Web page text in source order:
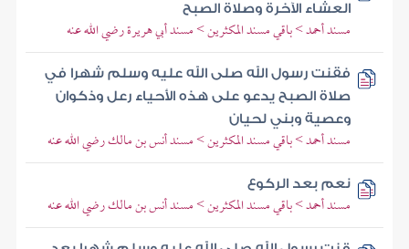
العشاء الآخرة وصلاة الصبح
مسند أحمد > باقي مسند المكثرين > مسند أبي هريرة رضي الله عنه
فقنت رسول الله صلى الله عليه وسلم شهرا في
صلاة الصبح يدعو على هذه الأحياء رعل وذكوان
وعصية وبني لحيان
مسند أحمد > باقي مسند المكثرين > مسند أنس بن مالك رضي الله عنه
نعم بعد الركوع
مسند أحمد > باقي مسند المكثرين > مسند أنس بن مالك رضي الله عنه